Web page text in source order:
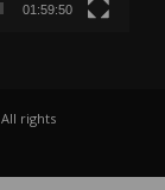
01:59:50
rights